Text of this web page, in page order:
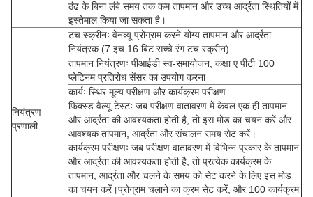
ठंढ के बिना लंबे समय तक कम तापमान और उच्च आर्द्रता स्थितियों में
इस्तेमाल किया जा सकता है।
नियंत्रण
प्रणाली
टच स्क्रीनः वेनव्यू प्रोग्राम करने योग्य तापमान और आर्द्रता
नियंत्रक (7 इंच 16 बिट सच्चे रंग टच स्क्रीन)
तापमान नियंत्रणः पीआईडी स्व-समायोजन, कक्षा ए पीटी 100
प्लेटिनम प्रतिरोध सेंसर का उपयोग करना
कार्यः स्थिर मूल्य परीक्षण और कार्यक्रम परीक्षण
फिक्स्ड वैल्यू टेस्टः जब परीक्षण वातावरण में केवल एक ही तापमान
और आर्द्रता की आवश्यकता होती है, तो इस मोड का चयन करें और
आवश्यक तापमान, आर्द्रता और संचालन समय सेट करें।
कार्यक्रम परीक्षणः जब परीक्षण वातावरण में विभिन्न प्रकार के तापमान
और आर्द्रता की आवश्यकता होती है, तो प्रत्येक कार्यक्रम के
तापमान, आर्द्रता और चलने के समय को सेट करने के लिए इस मोड
का चयन करें।प्रोग्राम चलाने का क्रम सेट करें, और 100 कार्यक्रम